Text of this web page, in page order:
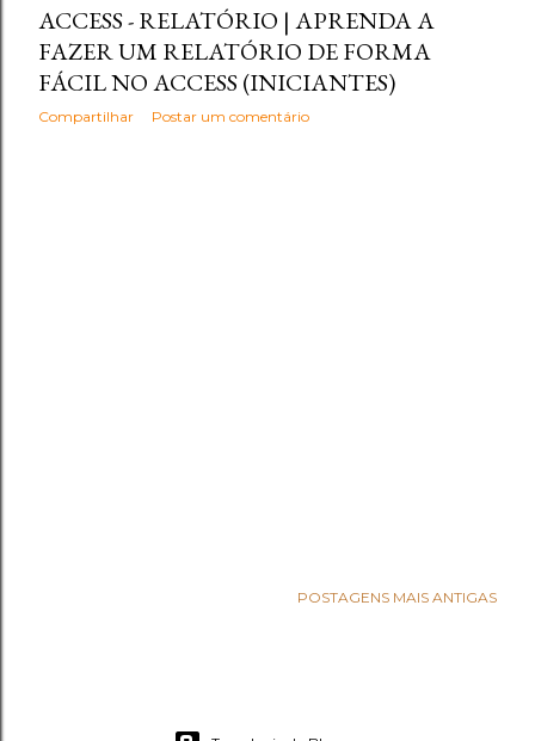
ACCESS - RELATÓRIO | APRENDA A
FAZER UM RELATÓRIO DE FORMA
FÁCIL NO ACCESS (INICIANTES)
Compartilhar Postar um comentário
POSTAGENS MAIS ANTIGAS